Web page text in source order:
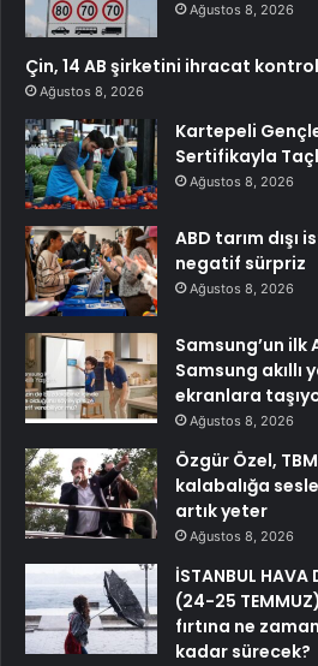
Ağustos 8, 2026
Çin, 14 AB şirketini ihracat
Ağustos 8, 2026
Kartepeli
Sertifikayla
Ağustos 8, 2026
ABD tarım
negatif sürpriz
Ağustos 8, 2026
Samsung’un ilk
Samsung akıllı
ekranlara
Ağustos 8, 2026
Özgür Özel,
kalabalığa
artık yeter
Ağustos 8, 2026
İSTANBUL HAVA
(24-25
fırtına ne
kadar sürecek?